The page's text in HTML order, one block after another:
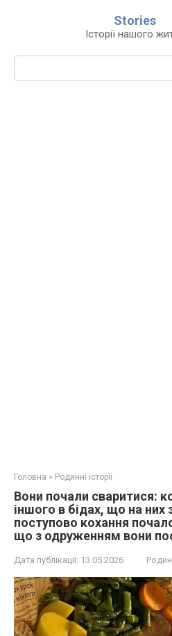
Stories
Історії нашого
Пошук:
Головна » Родинні історії
Вони почали сваритися:
іншого в бідах, що на них
поступово кохання
що з одруженням вони
Дата публікації: 13.05.2026